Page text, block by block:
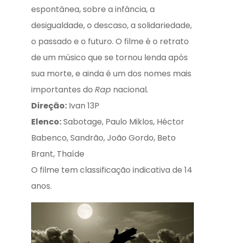
espontânea, sobre a infância, a
desigualdade, o descaso, a solidariedade,
o passado e o futuro. O filme é o retrato
de um músico que se tornou lenda após
sua morte, e ainda é um dos nomes mais
importantes do Rapnacional.
Direção:Ivan 13P
Elenco:Sabotage, Paulo Miklos, Héctor
Babenco, Sandrão, João Gordo, Beto
Brant, Thaíde
O filme tem classificação indicativa de 14
anos.